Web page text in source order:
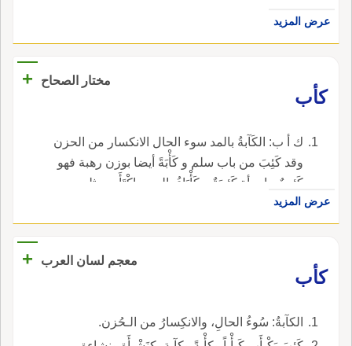
عرض المزيد
مختار الصحاح
+
كأب
ك أ ب: الكَآبةُ بالمد سوء الحال الانكسار من الحزن
وقد كَئِبَ من باب سلم و كَأْبَةً أيضا بوزن رهبة فهو
كَئِيبٌ وامرأة كَئِيبَةٌ و كَأْبَاءُ بالمد و اكْتَأَب مثله.
عرض المزيد
معجم لسان العرب
+
كأب
الكآبةُ: سُوءُ الحالِ، والانكِسارُ من الـحُزن.